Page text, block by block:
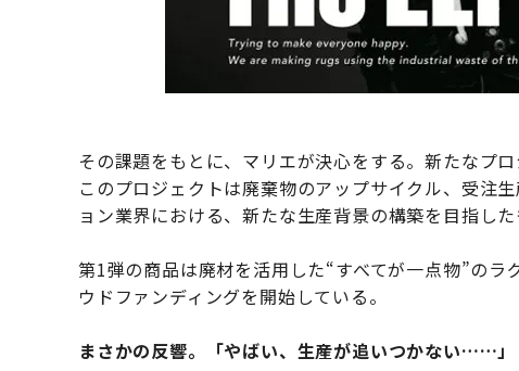
その課題をもとに、マリエが決心をする。新たなプ
このプロジェクトは廃棄物のアップサイクル、受注
ョン業界における、新たな生産背景の構築を目指した
第1弾の商品は廃材を活用した“すべてが一点物”の
ウドファンディングを開始している。
まさかの反響。「やばい、生産が追いつかない……」